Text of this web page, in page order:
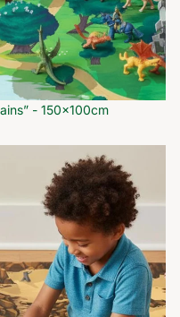
- 150x100cm